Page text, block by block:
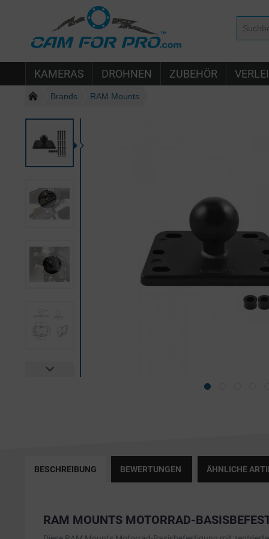
KAMERAS DROHNEN ZUBEHÖR
Brands RAM Mounts
BESCHREIBUNG BEWERTUNGEN ÄHNLICHE
RAM MOUNTS MOTORRAD-